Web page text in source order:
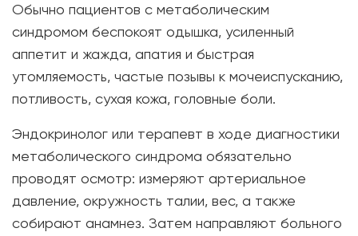
Обычно пациентов с метаболическим
синдромом беспокоят одышка, усиленный
аппетит и жажда, апатия и быстрая
утомляемость, частые позывы к мочеиспусканию,
потливость, сухая кожа, головные боли.
Эндокринолог или терапевт в ходе диагностики
метаболического синдрома обязательно
проводят осмотр: измеряют артериальное
давление, окружность талии, вес, а также
собирают анамнез. Затем направляют больного